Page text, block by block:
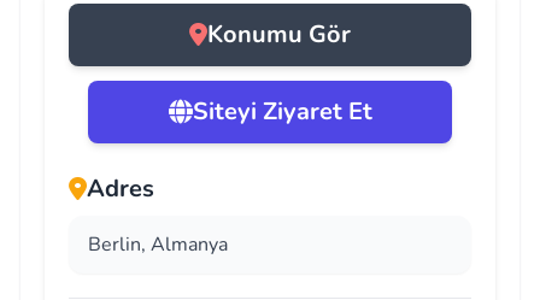
Konumu Gör
Siteyi Ziyaret Et
Adres
Berlin, Almanya